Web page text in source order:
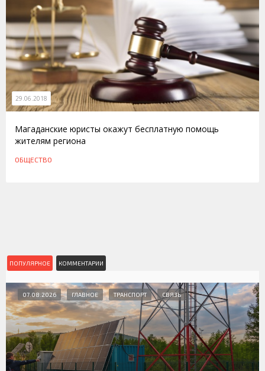
29.06.2018
Магаданские юристы окажут бесплатную помощь
жителям региона
ОБЩЕСТВО
ПОПУЛЯРНОЕ КОММЕНТАРИИ
07.08.2026 ГЛАВНОЕ ТРАНСПОРТ СВЯЗЬ